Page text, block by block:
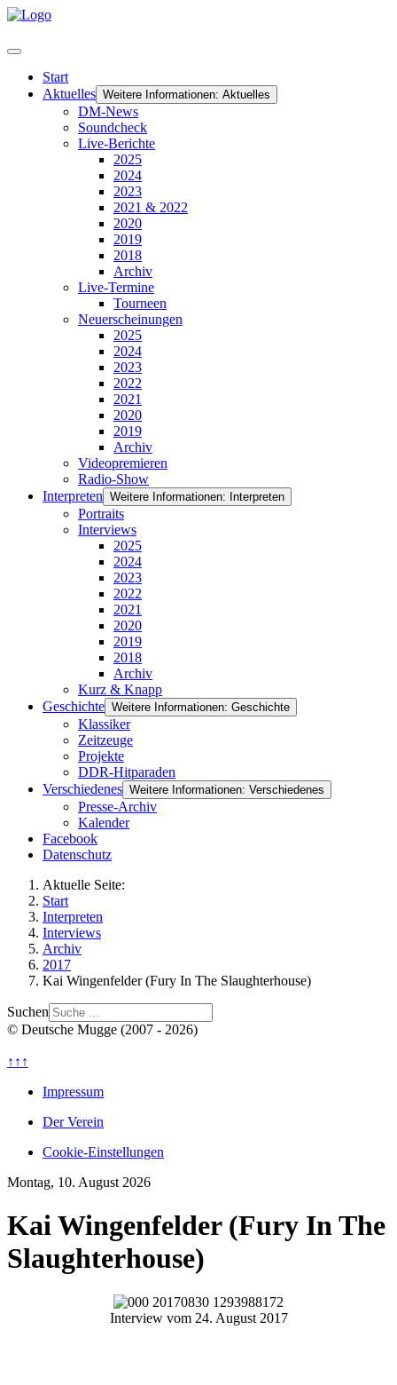
Start
Aktuelles Weitere Informationen: Aktuelles
DM-News
Soundcheck
Live-Berichte
2025
2024
2023
2021 & 2022
2020
2019
2018
Archiv
Live-Termine
Tourneen
Neuerscheinungen
2025
2024
2023
2022
2021
2020
2019
Archiv
Videopremieren
Radio-Show
Interpreten Weitere Informationen: Interpreten
Portraits
Interviews
2025
2024
2023
2022
2021
2020
2019
2018
Archiv
Kurz & Knapp
Geschichte Weitere Informationen: Geschichte
Klassiker
Zeitzeuge
Projekte
DDR-Hitparaden
Verschiedenes Weitere Informationen: Verschiedenes
Presse-Archiv
Kalender
Facebook
Datenschutz
Aktuelle Seite:
Start
Interpreten
Interviews
Archiv
2017
Kai Wingenfelder (Fury In The Slaughterhouse)
Suchen
© Deutsche Mugge (2007 - 2026)
↑↑↑
Impressum
Der Verein
Cookie-Einstellungen
Montag, 10. August 2026
Kai Wingenfelder (Fury In The
Slaughterhouse)
Interview vom 24. August 2017